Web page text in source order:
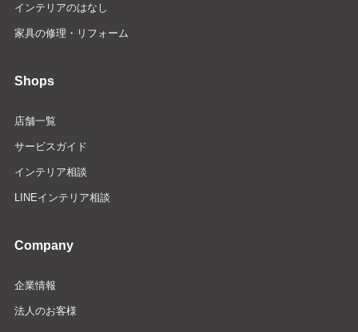
インテリアのはなし
家具の修理・リフォーム
Shops
店舗一覧
サービスガイド
インテリア相談
LINEインテリア相談
Company
企業情報
法人のお客様